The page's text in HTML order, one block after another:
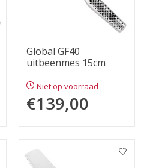
Global GF40
uitbeenmes 15cm
Niet op voorraad
€139,00